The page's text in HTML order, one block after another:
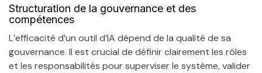
Structuration de la gouvernance et des
compétences
L’efficacité d’un outil d’IA dépend de la qualité de sa
gouvernance. Il est crucial de définir clairement les rôles
et les responsabilités pour superviser le système, valider